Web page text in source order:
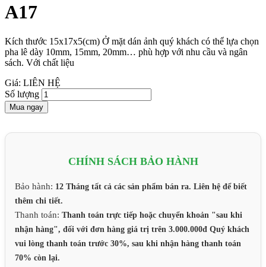
A17
Kích thước 15x17x5(cm) Ở mặt dán ảnh quý khách có thể lựa chọn
pha lê dày 10mm, 15mm, 20mm… phù hợp với nhu cầu và ngân
sách. Với chất liệu
Giá: LIÊN HỆ
Số lượng
Mua ngay
CHÍNH SÁCH BẢO HÀNH
Bảo hành: 12 Tháng tất cả các sản phẩm bán ra. Liên hệ để biết
thêm chi tiết.
Thanh toán: Thanh toán trực tiếp hoặc chuyển khoản "sau khi
nhận hàng", đối với đơn hàng giá trị trên 3.000.000đ Quý khách
vui lòng thanh toán trước 30%, sau khi nhận hàng thanh toán
70% còn lại.